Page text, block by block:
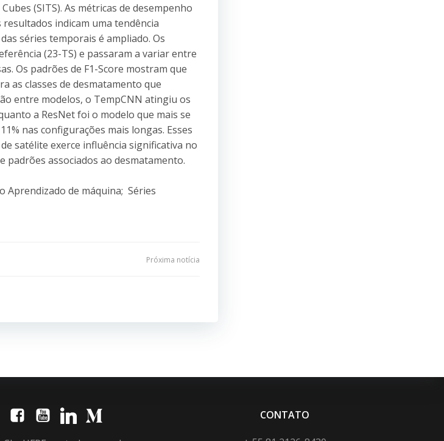
(SITS). As métricas de desempenho
resultados indicam uma tendência
séries temporais é ampliado. Os
(23-TS) e passaram a variar entre
Os padrões de F1-Score mostram que
as classes de desmatamento que
entre modelos, o TempCNN atingiu os
a ResNet foi o modelo que mais se
nas configurações mais longas. Esses
satélite exerce influência significativa no
padrões associados ao desmatamento.
Aprendizado de máquina; Séries
Próxima notícia
CONTATO